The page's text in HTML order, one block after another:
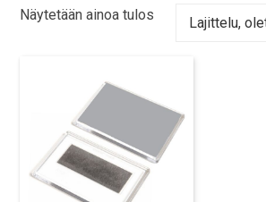
Näytetään ainoa tulos